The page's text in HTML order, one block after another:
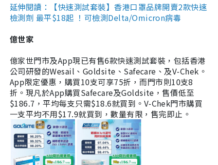
延伸閱讀：【快速測試套裝】香港口罩品牌開賣2款快速
檢測劑 最平$18起 ！可檢測Delta/Omicron病毒
億世家
億家世門市及App現已有售6款快速測試套裝，包括香港
公司研發的Wesail、Goldsite、Safecare、及V-Chek。
App限定優惠，購買10支可享75折，而門市則10支8
折。現凡於App購買Safecare及Goldsite，售價低至
$186.7，平均每支只需$18.6就買到。V-Chek門市購買
一支平均不用$17.9就買到，數量有限，售完即止。